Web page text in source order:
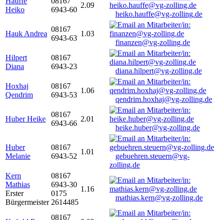
Heiko
6943-60
2.09
heiko.hauffe@vg-zolling.de
Hauk Andrea
08167
6943-63
1.03
finanzen@vg-zolling.de
Hilpert
Diana
08167
6943-23
diana.hilpert@vg-zolling.de
Hoxhaj
Qendrim
08167
6943-53
1.06
qendrim.hoxhaj@vg-zolling.de
Huber Heike
08167
6943-66
2.01
heike.huber@vg-zolling.de
Huber
Melanie
08167
6943-52
1.01
gebuehren.steuern@vg-
zolling.de
Kern
Mathias
Erster
Bürgermeister
08167
6943-30
0175
2614485
1.16
mathias.kern@vg-zolling.de
08167